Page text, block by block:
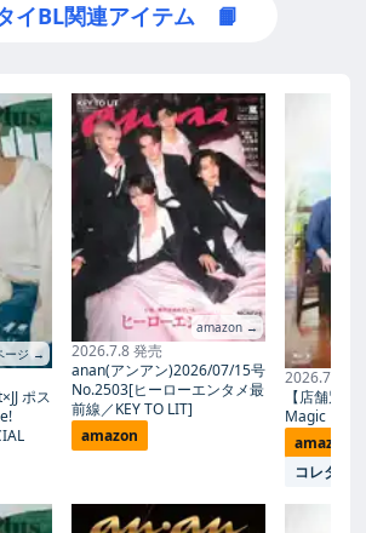
イBL関連アイテム 📙
ージ →
ポス
amazon →
2026.7.8 発売
anan(アンアン)2026/07/15号
No.2503[ヒーローエンタメ最
前線／KEY TO LIT]
amazon
2026.7.27
【店舗別
Magic
amazon
コレタメ